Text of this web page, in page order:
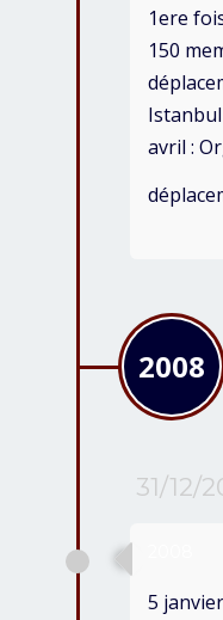
1ere
150
avril :
2008
31/12/
5